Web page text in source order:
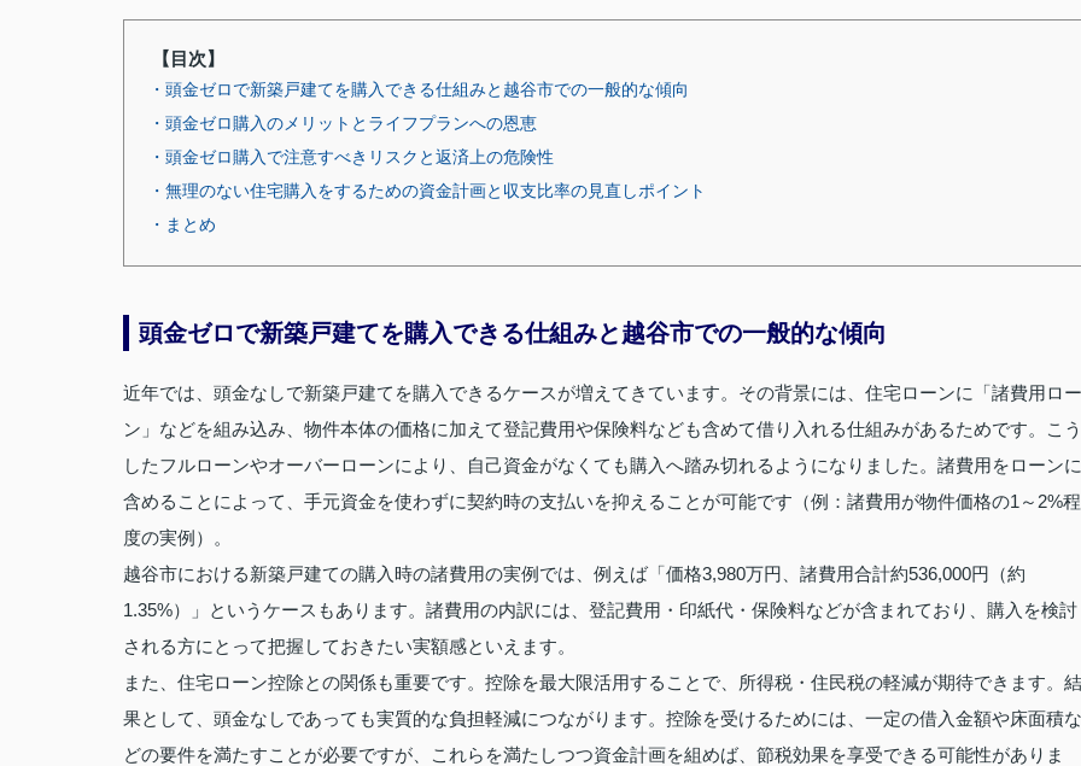
【目次】
・頭金ゼロで新築戸建てを購入できる仕組みと越谷市での一般的な傾向
・頭金ゼロ購入のメリットとライフプランへの恩恵
・頭金ゼロ購入で注意すべきリスクと返済上の危険性
・無理のない住宅購入をするための資金計画と収支比率の見直しポイント
・まとめ
頭金ゼロで新築戸建てを購入できる仕組みと越谷市での一般的な傾向
近年では、頭金なしで新築戸建てを購入できるケースが増えてきています。その背景には、住宅ローンに「諸費用ロー
ン」などを組み込み、物件本体の価格に加えて登記費用や保険料なども含めて借り入れる仕組みがあるためです。こう
したフルローンやオーバーローンにより、自己資金がなくても購入へ踏み切れるようになりました。諸費用をローンに
含めることによって、手元資金を使わずに契約時の支払いを抑えることが可能です（例：諸費用が物件価格の1～2%程
度の実例）。
越谷市における新築戸建ての購入時の諸費用の実例では、例えば「価格3,980万円、諸費用合計約536,000円（約
1.35%）」というケースもあります。諸費用の内訳には、登記費用・印紙代・保険料などが含まれており、購入を検討
される方にとって把握しておきたい実額感といえます。
また、住宅ローン控除との関係も重要です。控除を最大限活用することで、所得税・住民税の軽減が期待できます。結
果として、頭金なしであっても実質的な負担軽減につながります。控除を受けるためには、一定の借入金額や床面積な
どの要件を満たすことが必要ですが、これらを満たしつつ資金計画を組めば、節税効果を享受できる可能性がありま